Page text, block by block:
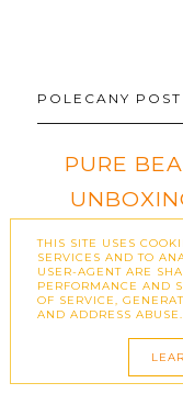
POLECANY POST
PURE
BOXA
Współpraca
Uwielbiam
THIS SITE USES
SERVICES AND TO
USER-AGENT ARE
PERFORMANCE AND
OF SERVICE,
AND ADDRESS ABUSE.